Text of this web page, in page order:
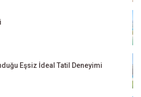
Eşsiz İdeal Tatil Deneyimi